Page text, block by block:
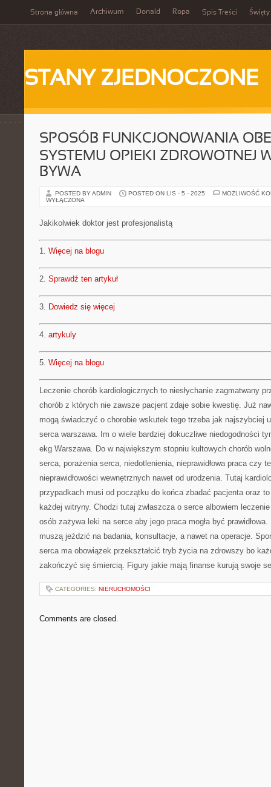
Strona główna Archiwum Donald Ropa Spis Treści Święty
STANY ZJEDNOCZONE
SPOSÓB FUNKCJONOWANIA
SYSTEMU OPIEKI ZDROWOTNEJ
BYWA
POSTED BY ADMIN POSTED ON LIS - 5 - 2025
MOŻLIWOŚĆ
WYŁĄCZONA
Jakikolwiek doktor jest profesjonalistą
1. Więcej na blogu
2. Sprawdź ten artykuł
3. Dowiedz się więcej
4. artykuly
5. Więcej na blogu
Leczenie chorób kardiologicznych to niesłychanie zagmatwany
chorób z których nie zawsze pacjent zdaje sobie kwestię. Już
mogą świadczyć o chorobie wskutek tego trzeba jak najszybciej
serca warszawa. Im o wiele bardziej dokuczliwe niedogodności
ekg Warszawa. Do w największym stopniu kultowych chorób
serca, porażenia serca, niedotlenienia, nieprawidłowa praca czy
nieprawidłowości wewnętrznych nawet od urodzenia. Tutaj
przypadkach musi od początku do końca zbadać pacjenta oraz
każdej witryny. Chodzi tutaj zwłaszcza o serce albowiem
osób zażywa leki na serce aby jego praca mogła być
muszą jeździć na badania, konsultacje, a nawet na operacje.
serca ma obowiązek przekształcić tryb życia na zdrowszy bo
zakończyć się śmiercią. Figury jakie mają finanse kurują swoje
CATEGORIES: NIERUCHOMOŚCI
Comments are closed.